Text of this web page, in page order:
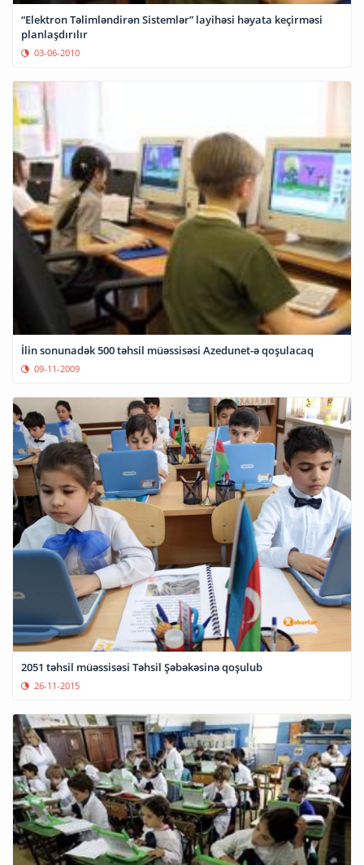
“Elektron Təlimləndirən Sistemlər” layihəsi həyata keçirməsi
planlaşdırılır
03-06-2010
İlin sonunadək 500 təhsil müəssisəsi Azedunet-ə qoşulacaq
09-11-2009
2051 təhsil müəssisəsi Təhsil Şəbəkəsinə qoşulub
26-11-2015